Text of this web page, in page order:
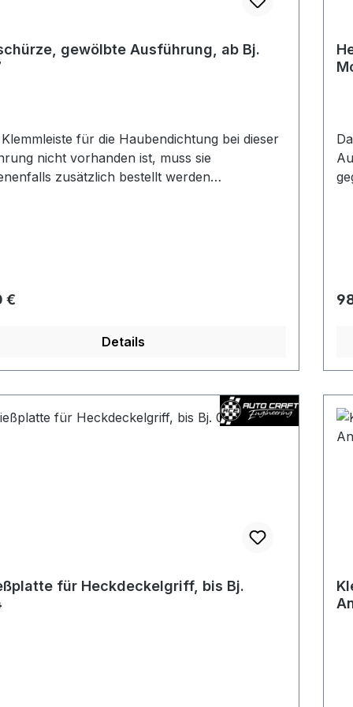
gewölbte Ausführung, ab Bj.
Klemmleiste für die Haubendichtung bei dieser
nicht vorhanden ist, muss sie
zusätzlich bestellt werden
Preis:
€
Details
für Heckdeckelgriff, bis Bj.